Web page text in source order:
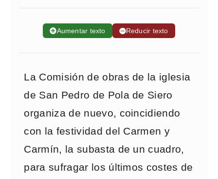
➕Aumentar texto ➖Reducir texto
La Comisión de obras de la iglesia
de San Pedro de Pola de Siero
organiza de nuevo, coincidiendo
con la festividad del Carmen y
Carmín, la subasta de un cuadro,
para sufragar los últimos costes de